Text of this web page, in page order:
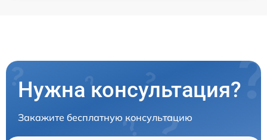
Нужна консультация?
Закажите бесплатную консультацию